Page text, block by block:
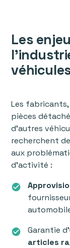
Les
Les
pièces
d'autres
recherchent
aux
d'activité :
check_circle
check_circle Garantie
articles